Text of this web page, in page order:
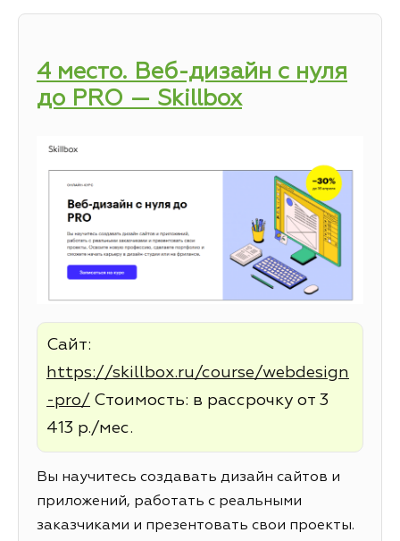
4 место. Веб-дизайн с нуля
до PRO — Skillbox
Сайт:
https://skillbox.ru/course/webdesign
-pro/ Стоимость: в рассрочку от 3
413 р./мес.
Вы научитесь создавать дизайн сайтов и
приложений, работать с реальными
заказчиками и презентовать свои проекты.